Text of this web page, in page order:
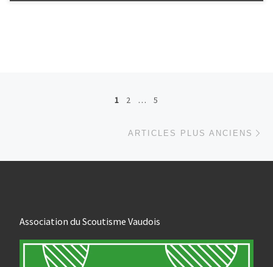
Navigation dans les articles
1 2 … 5
ARTICLES PLUS ANCIENS
Association du Scoutisme Vaudois